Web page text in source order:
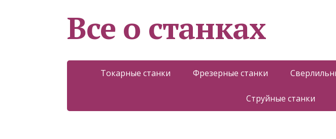
Все о станках
Токарные станки Фрезерные станки
Струйные станки